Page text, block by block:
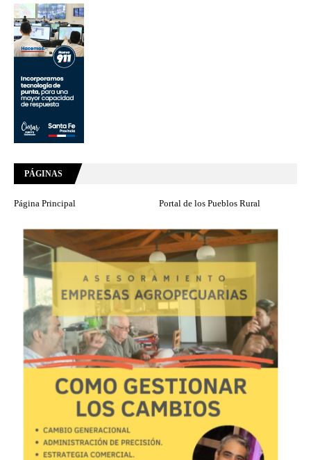
PÁGINAS
Página Principal Portal de los Pueblos Rural